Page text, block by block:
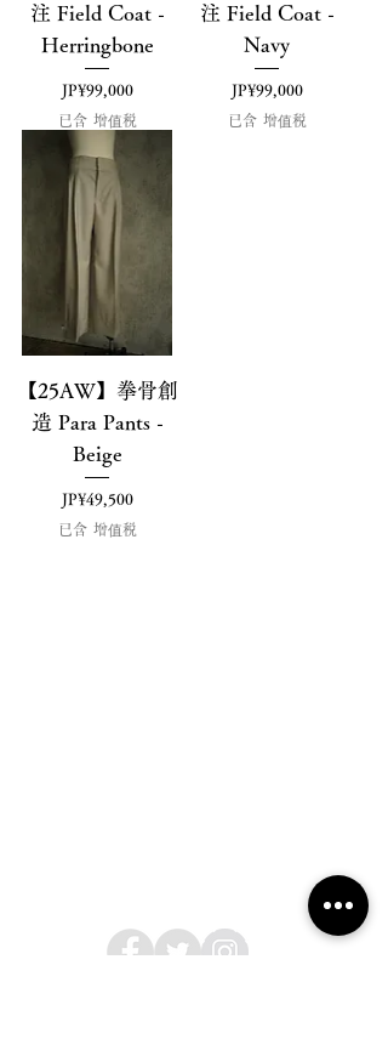
注 Field Coat -
Herringbone
價格
JP¥99,000
已含 增值税
注 Field Coat -
Navy
價格
JP¥99,000
已含 增值税
【25AW】拳骨創
造 Para Pants -
Beige
價格
JP¥49,500
已含 增值税